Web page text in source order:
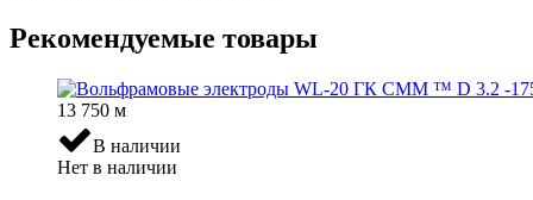
Рекомендуемые товары
13 750 м
В наличии
Нет в наличии